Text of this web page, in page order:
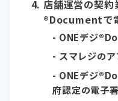
店舗運営の契約
®Documentで
ONEデジ
スマレジの
ONEデジ
府認定の電子